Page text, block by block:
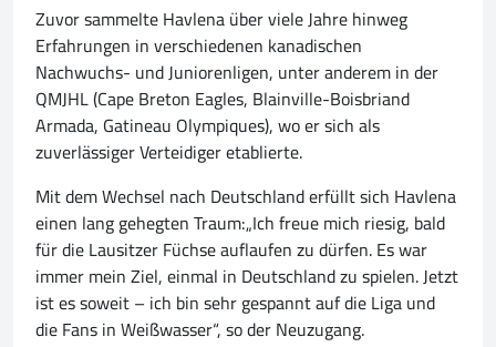
Zuvor sammelte Havlena über viele Jahre hinweg
Erfahrungen in verschiedenen kanadischen
Nachwuchs- und Juniorenligen, unter anderem in der
QMJHL (Cape Breton Eagles, Blainville-Boisbriand
Armada, Gatineau Olympiques), wo er sich als
zuverlässiger Verteidiger etablierte.
Mit dem Wechsel nach Deutschland erfüllt sich Havlena
einen lang gehegten Traum:„Ich freue mich riesig, bald
für die Lausitzer Füchse auflaufen zu dürfen. Es war
immer mein Ziel, einmal in Deutschland zu spielen. Jetzt
ist es soweit – ich bin sehr gespannt auf die Liga und
die Fans in Weißwasser“, so der Neuzugang.